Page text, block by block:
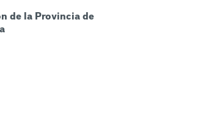
de la Provincia de